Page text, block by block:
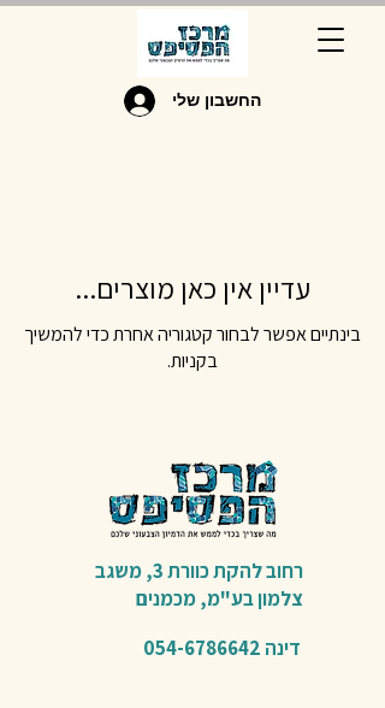
החשבון שלי
עדיין אין כאן מוצרים...
בינתיים אפשר לבחור קטגוריה אחרת כדי להמשיך
בקניות.
רחוב להקת כוורת 3,
משגב
צלמון בע"מ,מכמנים​
דינה 054-6786642